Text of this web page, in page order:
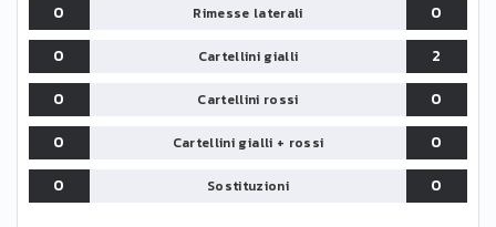
0
Rimesse laterali
0
0
Cartellini gialli
2
0
Cartellini rossi
0
0
Cartellini gialli + rossi
0
0
Sostituzioni 0